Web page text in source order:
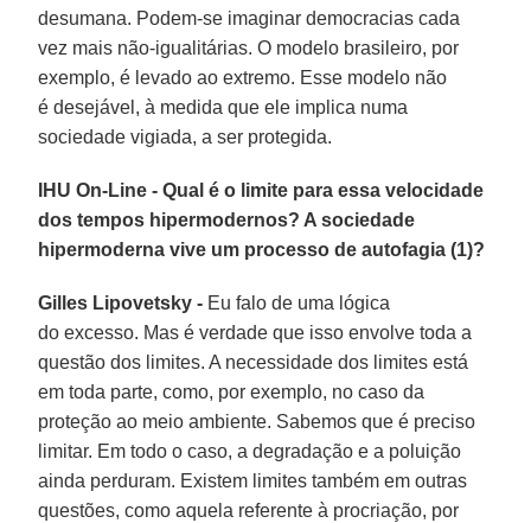
desumana. Podem-se imaginar democracias cada
vez mais não-igualitárias. O modelo brasileiro, por
exemplo, é levado ao extremo. Esse modelo não
é desejável, à medida que ele implica numa
sociedade vigiada, a ser protegida.
IHU On-Line - Qual é o limite para essa velocidade
dos tempos hipermodernos? A sociedade
hipermoderna vive um processo de autofagia (1)?
Gilles Lipovetsky - Eu falo de uma lógica
do excesso. Mas é verdade que isso envolve toda a
questão dos limites. A necessidade dos limites está
em toda parte, como, por exemplo, no caso da
proteção ao meio ambiente. Sabemos que é preciso
limitar. Em todo o caso, a degradação e a poluição
ainda perduram. Existem limites também em outras
questões, como aquela referente à procriação, por